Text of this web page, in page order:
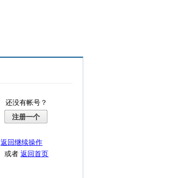
还没有帐号？
注册一个
返回继续操作
或者返回首页